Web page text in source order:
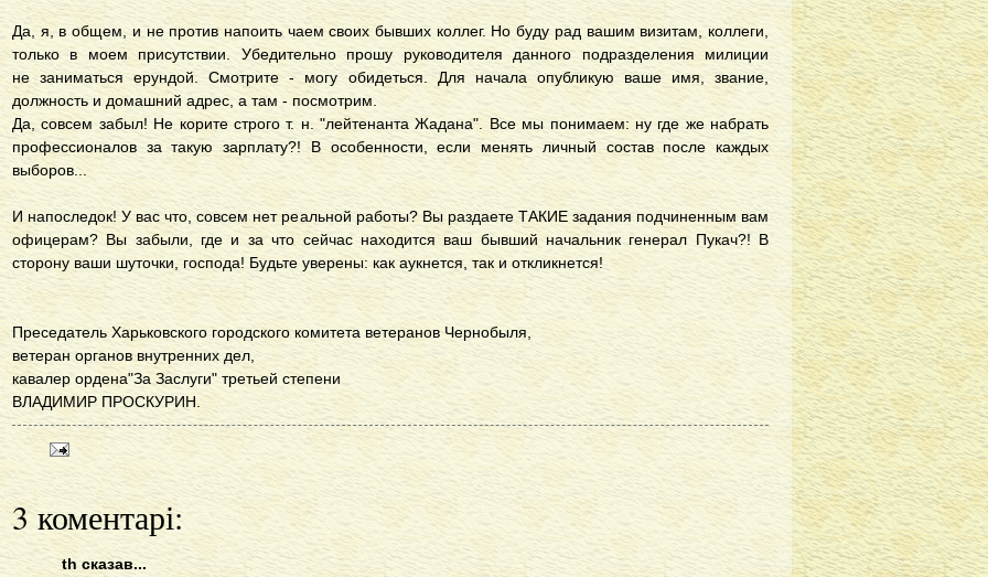
Да, я, в общем, и не против напоить чаем своих бывших коллег. Но буду рад вашим визитам, коллеги,
только в моем присутствии. Убедительно прошу руководителя данного подразделения милиции
не заниматься ерундой. Смотрите - могу обидеться. Для начала опубликую ваше имя, звание,
должность и домашний адрес, а там - посмотрим.
Да, совсем забыл! Не корите строго т. н. "лейтенанта Жадана". Все мы понимаем: ну где же набрать
профессионалов за такую зарплату?! В особенности, если менять личный состав после каждых
выборов...
И напоследок! У вас что, совсем нет реальной работы? Вы раздаете ТАКИЕ задания подчиненным вам
офицерам? Вы забыли, где и за что сейчас находится ваш бывший начальник генерал Пукач?! В
сторону ваши шуточки, господа! Будьте уверены: как аукнется, так и откликнется!
Преседатель Харьковского городского комитета ветеранов Чернобыля,
ветеран органов внутренних дел,
кавалер ордена"За Заслуги" третьей степени
ВЛАДИМИР ПРОСКУРИН.
3 коментарі:
th сказав...